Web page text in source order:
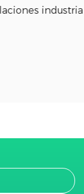
industriales